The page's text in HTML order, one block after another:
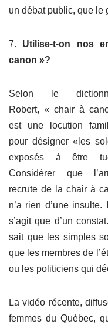
un débat public, que le
7. Utilise-t-on nos
canon »?
Selon le
Robert, « chair à
est une locution
pour désigner «les
exposés à être
Considérer que
recrute de la chair à
n’a rien d’une insulte.
s’agit que d’un
sait que les simples
que les membres de
ou les politiciens qui
La vidéo récente,
femmes du Québec,